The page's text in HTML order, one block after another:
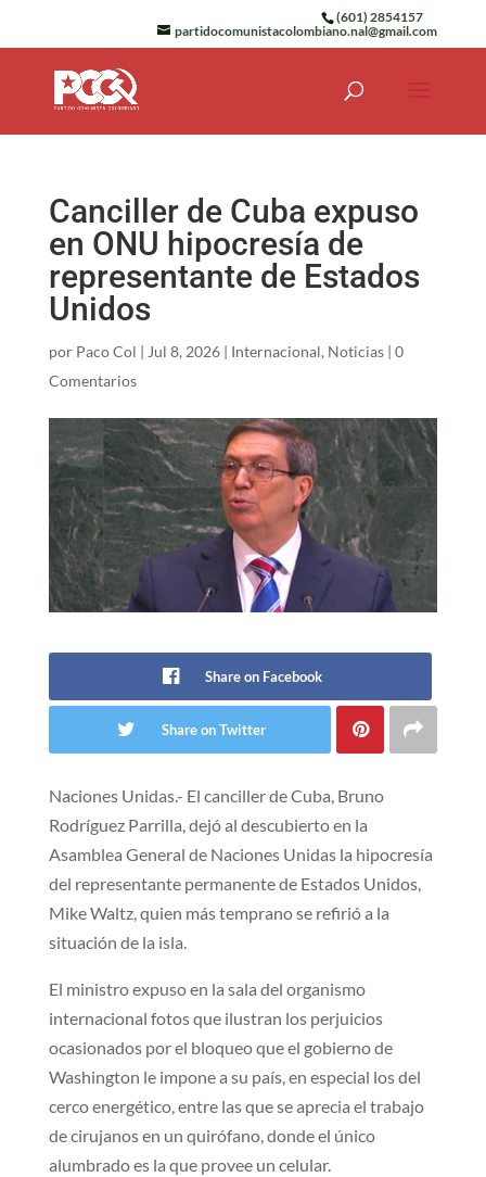
(601) 2854157
partidocomunistacolombiano.nal@gmail.com
Canciller de Cuba expuso
en ONU hipocresía de
representante de Estados
Unidos
por Paco Col | Jul 8, 2026| Internacional, Noticias| 0
Comentarios
Share on Facebook
Share on Twitter
Naciones Unidas.- El canciller de Cuba, Bruno
Rodríguez Parrilla, dejó al descubierto en la
Asamblea General de Naciones Unidas la hipocresía
del representante permanente de Estados Unidos,
Mike Waltz, quien más temprano se refirió a la
situación de la isla.
El ministro expuso en la sala del organismo
internacional fotos que ilustran los perjuicios
ocasionados por el bloqueo que el gobierno de
Washington le impone a su país, en especial los del
cerco energético, entre las que se aprecia el trabajo
de cirujanos en un quirófano, donde el único
alumbrado es la que provee un celular.